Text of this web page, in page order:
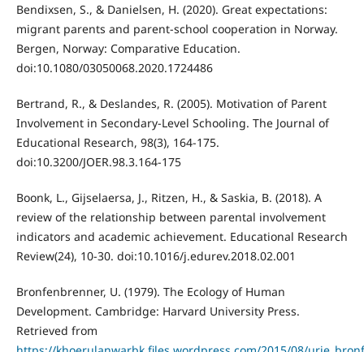
Bendixsen, S., & Danielsen, H. (2020). Great expectations:
migrant parents and parent-school cooperation in Norway.
Bergen, Norway: Comparative Education.
doi:10.1080/03050068.2020.1724486
Bertrand, R., & Deslandes, R. (2005). Motivation of Parent
Involvement in Secondary-Level Schooling. The Journal of
Educational Research, 98(3), 164-175.
doi:10.3200/JOER.98.3.164-175
Boonk, L., Gijselaersa, J., Ritzen, H., & Saskia, B. (2018). A
review of the relationship between parental involvement
indicators and academic achievement. Educational Research
Review(24), 10-30. doi:10.1016/j.edurev.2018.02.001
Bronfenbrenner, U. (1979). The Ecology of Human
Development. Cambridge: Harvard University Press.
Retrieved from